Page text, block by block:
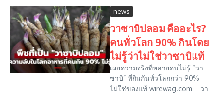
news
วาซาบิปลอม คืออะไร?
คนทั่วโลก 90% กินโดย
ไม่รู้ว่าไม่ใช่วาซาบิแท้
เผยความจริงที่หลายคนไม่รู้ “วา
ซาบิ” ที่กินกันทั่วโลกกว่า 90%
ไม่ใช่ของแท้ wirewag.com – วา